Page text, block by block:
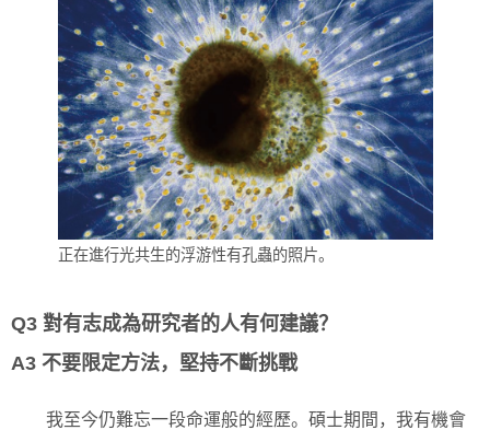
正在進行光共生的浮游性有孔蟲的照片。
Q3 對有志成為研究者的人有何建議？
A3 不要限定方法，堅持不斷挑戰
我至今仍難忘一段命運般的經歷。碩士期間，我有機會